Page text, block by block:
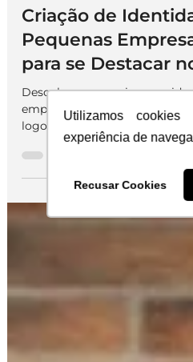
Utilizamos
experiência de
Recusar Cookies
Identidade Visual
Criação de
Pequenas
para se Destacar
Descubra como criar uma
empresas de forma
logo usar e veja cases de